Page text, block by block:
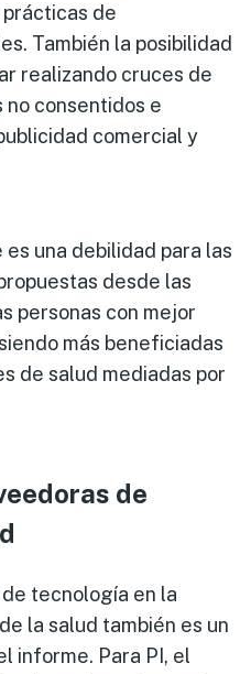
de
También la posibilidad
realizando cruces de
no consentidos e
comercial y
una debilidad para las
desde las
personas con mejor
más beneficiadas
de salud mediadas por
de
tecnología en la
la salud también es un
informe. Para PI, el